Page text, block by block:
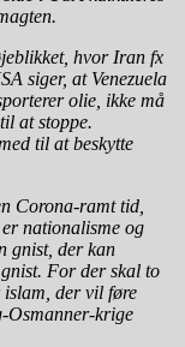
hvor Iran fx
siger, at Venezuela
olie, ikke må
at stoppe.
til at beskytte
Corona-ramt tid,
nationalisme og
gnist, der kan
For der skal to
islam, der vil føre
Osmanner-krige